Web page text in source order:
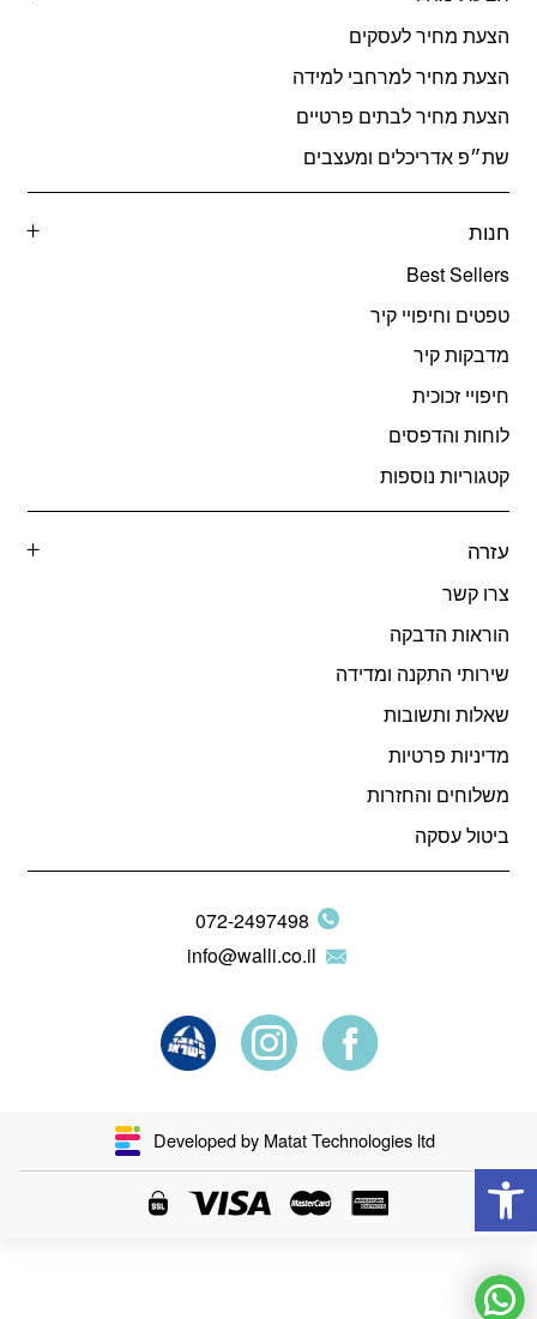
הצעת מחיר לעסקים
הצעת מחיר למרחבי למידה
הצעת מחיר לבתים פרטיים
שת״פ אדריכלים ומעצבים
חנות
Best Sellers
טפטים וחיפויי קיר
מדבקות קיר
חיפויי זכוכית
לוחות והדפסים
קטגוריות נוספות
עזרה
צרו קשר
הוראות הדבקה
שירותי התקנה ומדידה
שאלות ותשובות
מדיניות פרטיות
משלוחים והחזרות
ביטול עסקה
072-2497498
info@walli.co.il
Developed by Matat Technologies ltd
פתח סרגל נגישות